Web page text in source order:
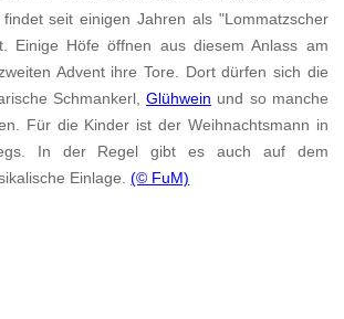
seit einigen Jahren als "Lommatzscher
Einige Höfe öffnen aus diesem Anlass am
Advent ihre Tore. Dort dürfen sich die
Schmankerl,Glühwein und so manche
Für die Kinder ist der Weihnachtsmann in
In der Regel gibt es auch auf dem
Einlage.(© FuM)